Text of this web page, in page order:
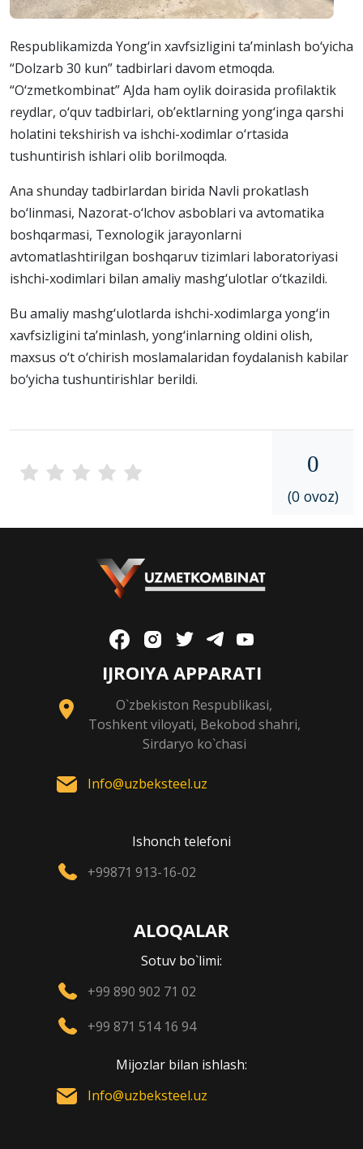
Respublikamizda Yong‘in xavfsizligini ta’minlash bo‘yicha
“Dolzarb 30 kun” tadbirlari davom etmoqda.
“O‘zmetkombinat” AJda ham oylik doirasida profilaktik
reydlar, o‘quv tadbirlari, ob’ektlarning yong‘inga qarshi
holatini tekshirish va ishchi-xodimlar o‘rtasida
tushuntirish ishlari olib borilmoqda.
Ana shunday tadbirlardan birida Navli prokatlash
bo‘linmasi, Nazorat-o‘lchov asboblari va avtomatika
boshqarmasi, Texnologik jarayonlarni
avtomatlashtirilgan boshqaruv tizimlari laboratoriyasi
ishchi-xodimlari bilan amaliy mashg‘ulotlar o‘tkazildi.
Bu amaliy mashg‘ulotlarda ishchi-xodimlarga yong‘in
xavfsizligini ta’minlash, yong‘inlarning oldini olish,
maxsus o‘t o‘chirish moslamalaridan foydalanish kabilar
bo‘yicha tushuntirishlar berildi.
0
(0 ovoz)
IJROIYA APPARATI
O`zbekiston Respublikasi,
Toshkent viloyati, Bekobod shahri,
Sirdaryo ko`chasi
Info@uzbeksteel.uz
Ishonch telefoni
+99871 913-16-02
ALOQALAR
Sotuv bo`limi:
+99 890 902 71 02
+99 871 514 16 94
Mijozlar bilan ishlash:
Info@uzbeksteel.uz